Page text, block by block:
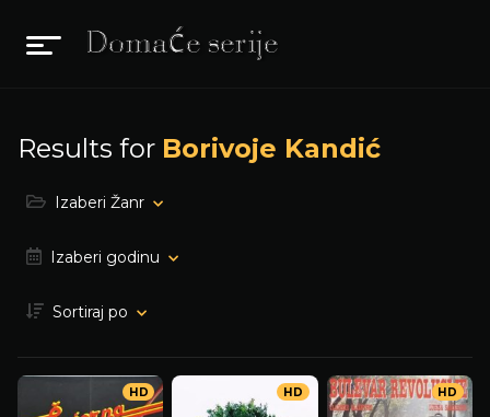
Results for Borivoje Kandić
Izaberi Žanr
Izaberi godinu
Sortiraj po
HD HD HD